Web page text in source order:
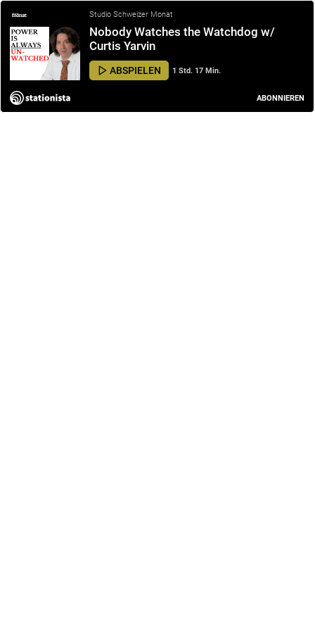
Studio Schweizer Monat
Nobody Watches the Watchdog w/
Curtis Yarvin
ABSPIELEN 1 Std. 17 Min.
ABONNIEREN